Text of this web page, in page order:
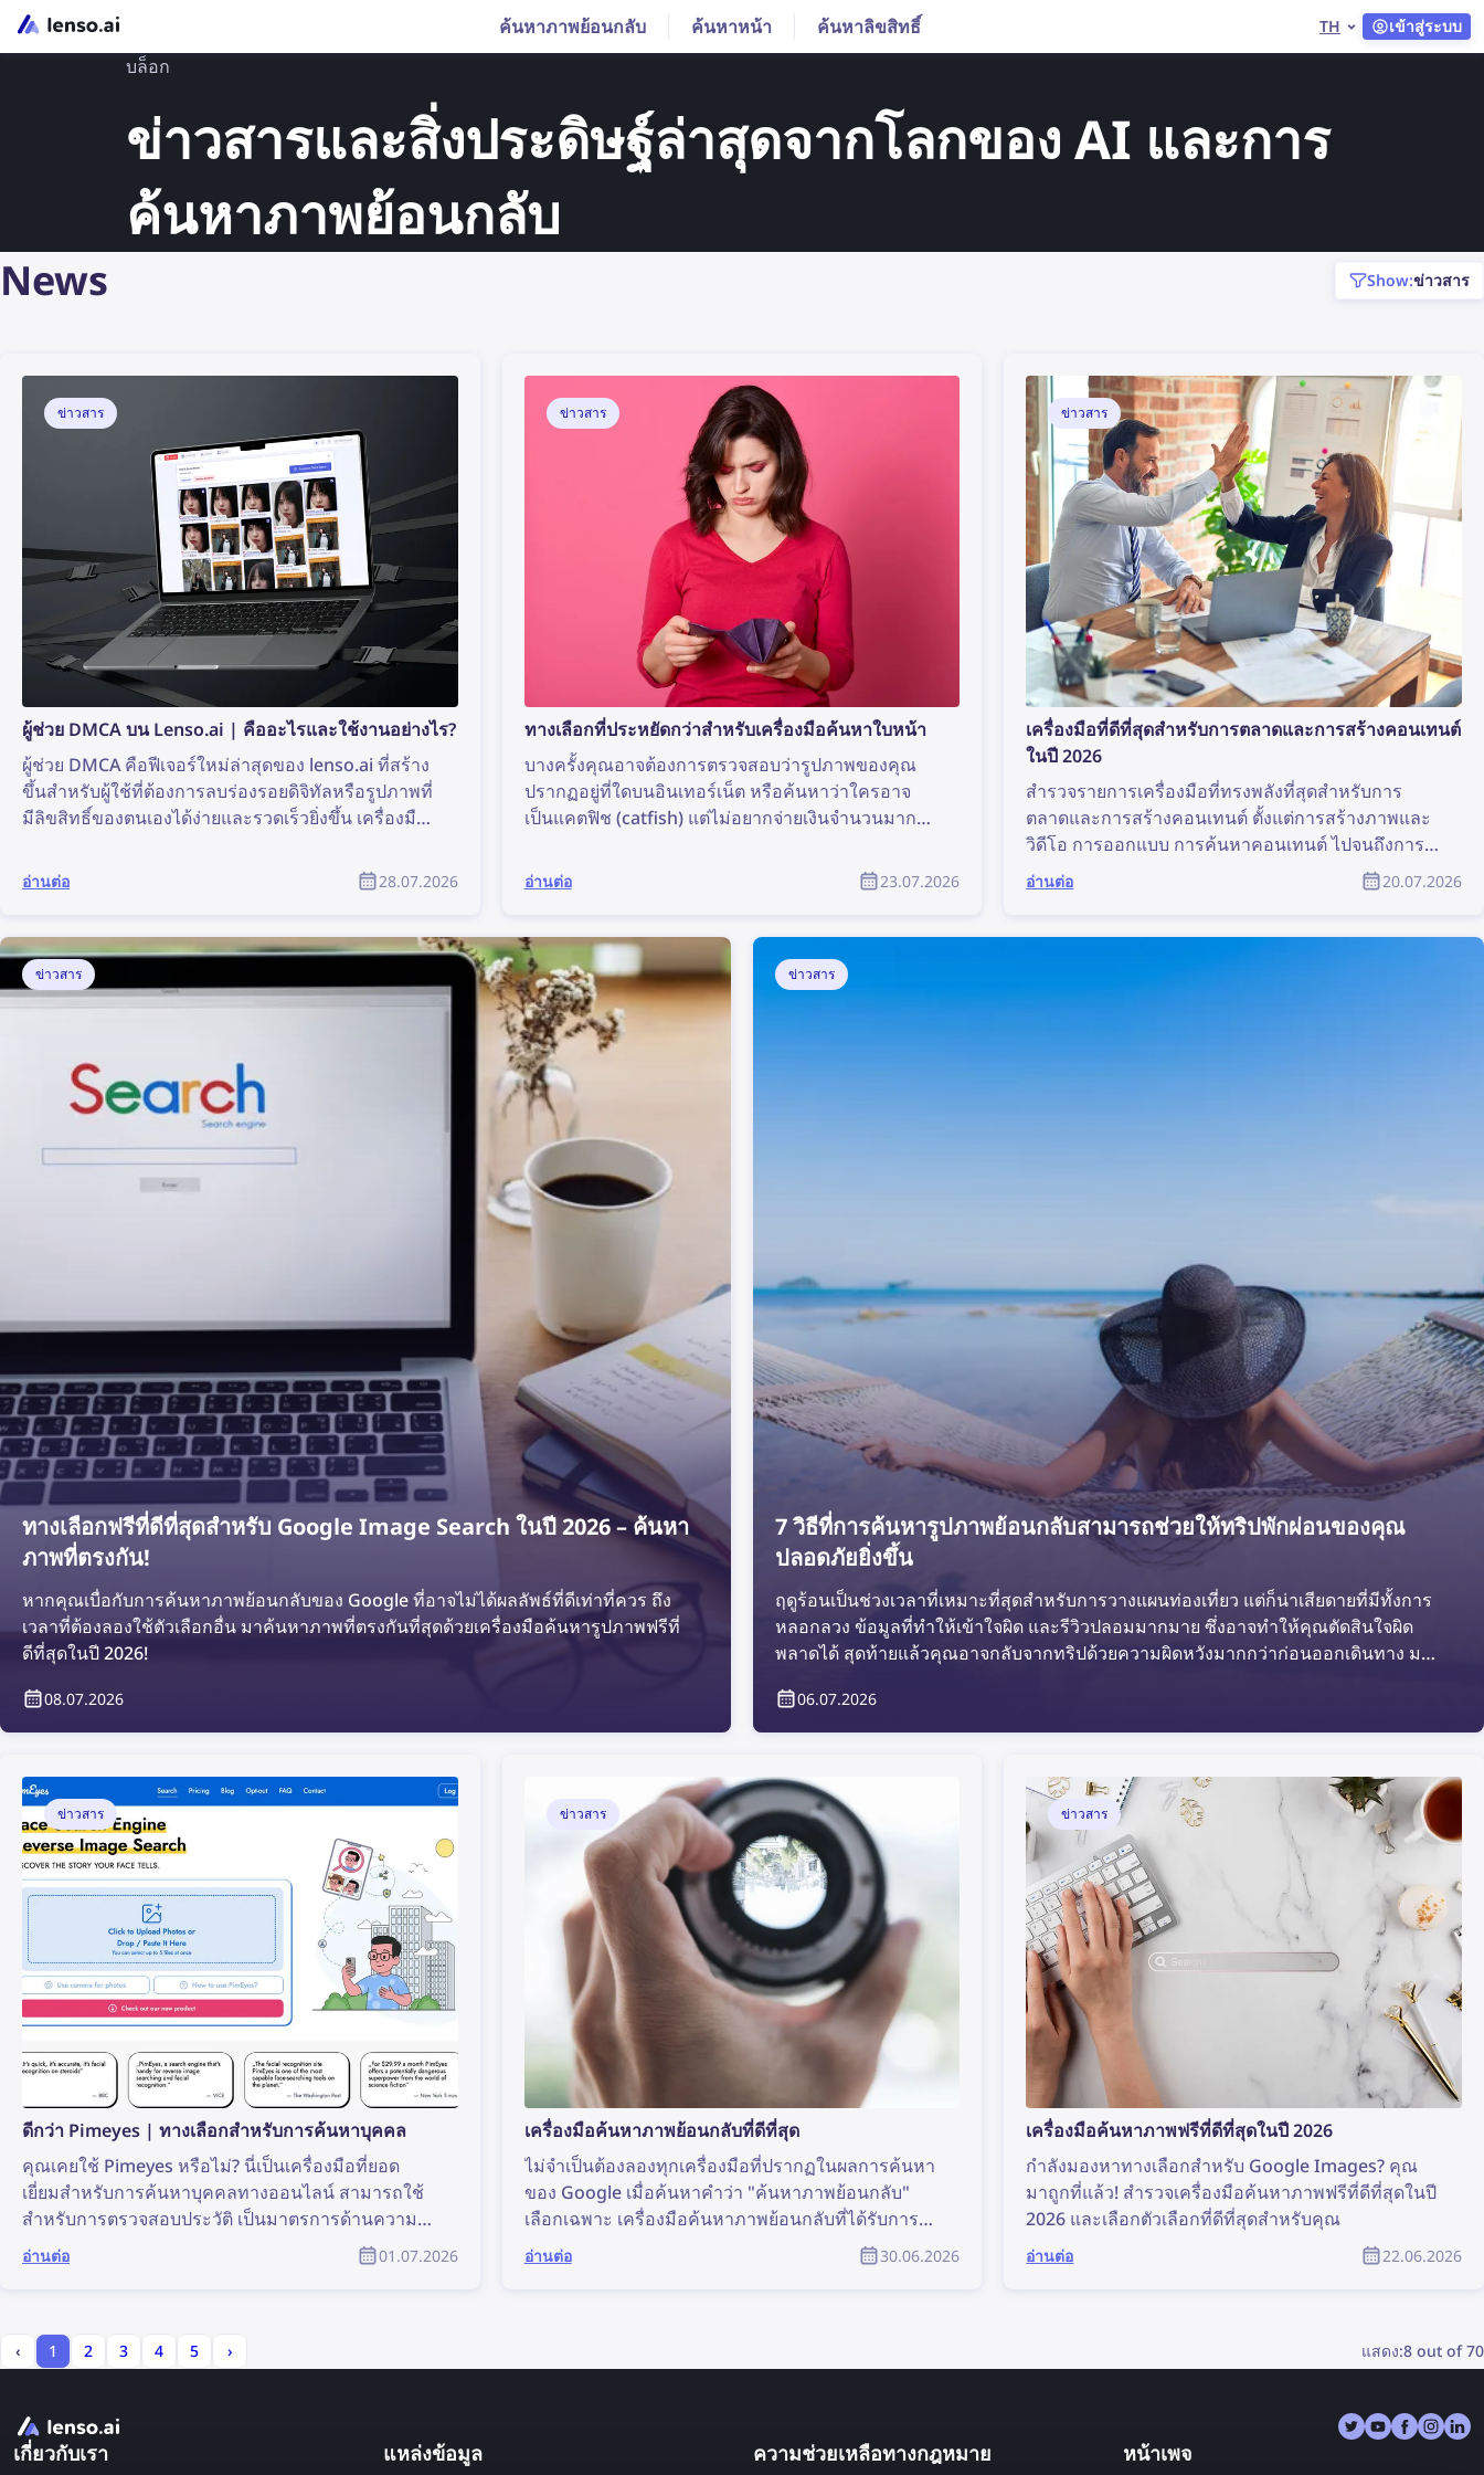
ค้นหาภาพย้อนกลับ ค้นหาหน้า ค้นหาลิขสิทธิ์ TH เข้าสู่ระบบ
บล็อก
ข่าวสารและสิ่งประดิษฐ์ล่าสุดจากโลกของ AI และการ
ค้นหาภาพย้อนกลับ
News show:ข่าวสาร
ข่าวสาร
ผู้ช่วย DMCA บน Lenso.ai | คืออะไรและใช้งานอย่างไร?
ผู้ช่วย DMCA คือฟีเจอร์ใหม่ล่าสุดของ lenso.ai ที่สร้าง
ขึ้นสำหรับผู้ใช้ที่ต้องการลบร่องรอยดิจิทัลหรือรูปภาพที่
มีลิขสิทธิ์ของตนเองได้ง่ายและรวดเร็วยิ่งขึ้น เครื่องมือ
ลบเนื้อหาตาม DMCA ไปยังเว็บไซต์ที่พบรูปภาพของ
คุณ อ่านต่อเพื่อดูว่าคุณจะลบเนื้อหารูปภาพของตนเอง
จากผู้ช่วย DMCA ของ lenso.ai
อ่านต่อ 28.07.2026
ข่าวสาร
ทางเลือกที่ประหยัดกว่าสำหรับเครื่องมือค้นหาใบหน้า
บางครั้งคุณอาจต้องการตรวจสอบว่ารูปภาพของคุณ
ปรากฏอยู่ที่ใดบนอินเทอร์เน็ต หรือค้นหาว่าใครอาจ
เป็นแคตฟิช (catfish) แต่ไม่อยากจ่ายเงินจำนวนมาก
ย่อมเยาแต่ยังคงมีประสิทธิภาพกัน
อ่านต่อ 23.07.2026
ข่าวสาร
เครื่องมือที่ดีที่สุดสำหรับการตลาดและการสร้างคอนเทนต์
ในปี 2026
สำรวจรายการเครื่องมือที่ทรงพลังที่สุดสำหรับการ
ตลาดและการสร้างคอนเทนต์ ตั้งแต่การสร้างภาพและ
วิดีโอ การออกแบบ การค้นหาคอนเทนต์ ไปจนถึงการ
จัดการลิขสิทธิ์ เครื่องมือเหล่านี้สามารถช่วยงานของ
ทีมการตลาดได้อย่างมาก บทความนี้รวบรวมเครื่องมือ
อ่านต่อ 20.07.2026
ข่าวสาร
ทางเลือกฟรีที่ดีที่สุดสำหรับ Google Image Search ในปี 2026 – ค้นหา
ภาพที่ตรงกัน!
หากคุณเบื่อกับการค้นหาภาพย้อนกลับของ Google ที่อาจไม่ได้ผลลัพธ์ที่ดีเท่าที่ควร ถึง
เวลาที่ต้องลองใช้ตัวเลือกอื่น มาค้นหาภาพที่ตรงกันที่สุดด้วยเครื่องมือค้นหารูปภาพฟรีที่
ดีที่สุดในปี 2026!
08.07.2026
ข่าวสาร
7 วิธีที่การค้นหารูปภาพย้อนกลับสามารถช่วยให้ทริปพักผ่อนของคุณ
ปลอดภัยยิ่งขึ้น
ฤดูร้อนเป็นช่วงเวลาที่เหมาะที่สุดสำหรับการวางแผนท่องเที่ยว แต่ก็น่าเสียดายที่มีทั้งการ
หลอกลวง ข้อมูลที่ทำให้เข้าใจผิด และรีวิวปลอมมากมาย ซึ่งอาจทำให้คุณตัดสินใจผิด
พลาดได้ สุดท้ายแล้วคุณอาจกลับจากทริปด้วยความผิดหวังมากกว่าก่อนออกเดินทาง มา
ได้อย่างไร
06.07.2026
ข่าวสาร
ดีกว่า Pimeyes | ทางเลือกสำหรับการค้นหาบุคคล
คุณเคยใช้ Pimeyes หรือไม่? นี่เป็นเครื่องมือที่ยอด
เยี่ยมสำหรับการค้นหาบุคคลทางออนไลน์ สามารถใช้
สำหรับการตรวจสอบประวัติ เป็นมาตรการด้านความ
ปลอดภัย หรือเพียงเพื่อตรวจสอบรูปภาพของคุณเองบน
อินเทอร์เน็ต อย่างไรก็ตาม Pimeyes ไม่ใช่เครื่องมือ
งานได้จริง
อ่านต่อ 01.07.2026
ข่าวสาร
เครื่องมือค้นหาภาพย้อนกลับที่ดีที่สุด
ไม่จำเป็นต้องลองทุกเครื่องมือที่ปรากฏในผลการค้นหา
ของ Google เมื่อค้นหาคำว่า "ค้นหาภาพย้อนกลับ"
เลือกเฉพาะ เครื่องมือค้นหาภาพย้อนกลับที่ได้รับการ
จัดอันดับดีที่สุด เท่านั้น!
อ่านต่อ 30.06.2026
ข่าวสาร
เครื่องมือค้นหาภาพฟรีที่ดีที่สุดในปี 2026
กำลังมองหาทางเลือกสำหรับ Google Images? คุณ
มาถูกที่แล้ว! สำรวจเครื่องมือค้นหาภาพฟรีที่ดีที่สุดในปี
2026 และเลือกตัวเลือกที่ดีที่สุดสำหรับคุณ
อ่านต่อ 22.06.2026
‹ 1 2 3 4 5 › แสดง:8 out of 70
เกี่ยวกับเรา แหล่งข้อมูล ความช่วยเหลือทางกฎหมาย หน้าเพจ